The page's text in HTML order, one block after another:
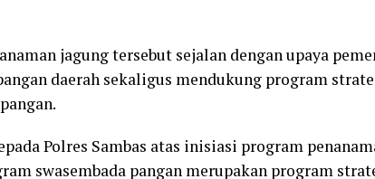
jagung tersebut sejalan dengan upaya
daerah sekaligus mendukung program
Polres Sambas atas inisiasi program
swasembada pangan merupakan program